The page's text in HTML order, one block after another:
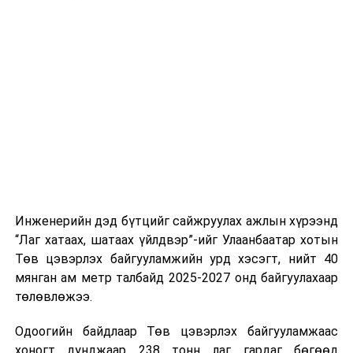
Инженерийн дэд бүтцийг сайжруулах ажлын хүрээнд
“Лаг хатаах, шатаах үйлдвэр”-ийг Улаанбаатар хотын
Төв цэвэрлэх байгууламжийн урд хэсэгт, нийт 40
мянган ам метр талбайд 2025-2027 онд байгуулахаар
төлөвлөжээ.
Одоогийн байдлаар Төв цэвэрлэх байгууламжаас